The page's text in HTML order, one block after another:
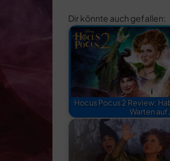
Dir könnte auch gefallen:
Hocus Pocus 2 Review:
Warten auf…